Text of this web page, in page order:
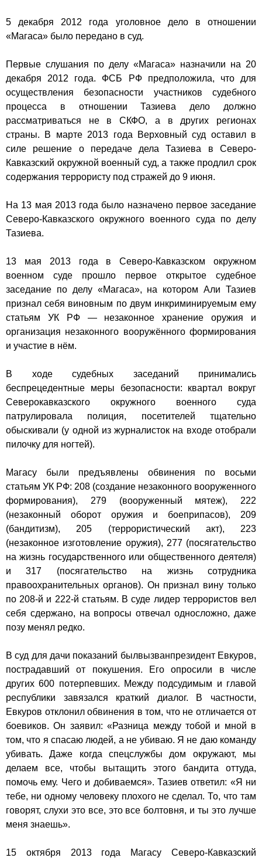
5 декабря 2012 года уголовное дело в отношении
«Магаса» было передано в суд.
Первые слушания по делу «Магаса» назначили на 20
декабря
2012 года. ФСБ РФпредположила, что для
осуществления безопасности участников судебного
процесса в отношении Тазиева дело должно
рассматриваться не вСКФО, а в других регионах
страны. В марте 2013 года Верховный суд оставил в
силе решение о передаче дела Тазиева в Северо-
Кавказский окружной военный суд, а также продлил срок
содержания террористу под стражей до 9 июня.
На 13 мая 2013 года было назначено первое заседание
Северо-Кавказского окружного военного суда по делу
Тазиева.
13 мая 2013 года в Северо-Кавказском окружном
военном суде прошло первое открытое судебное
заседание по делу «Магаса», на котором Али Тазиев
признал себя виновным по двум инкриминируемым ему
статьям УК РФ— незаконное хранение оружия и
организация незаконного вооружённого формирования
и участие в нём.
В ходе судебных заседаний принимались
беспрецедентные меры безопасности: квартал вокруг
Северокавказского окружного военного суда
патрулировала полиция, посетителей тщательно
обыскивали (у одной из журналисток на входе отобрали
пилочку для ногтей).
Магасу были предъявлены обвинения по восьми
статьям УК РФ: 208 (создание незаконного вооруженного
формирования), 279 (вооруженный мятеж), 222
(незаконный оборот оружия и боеприпасов), 209
(бандитизм), 205 (террористический акт), 223
(незаконное изготовление оружия), 277 (посягательство
на жизнь государственного или общественного деятеля)
и 317 (посягательство на жизнь сотрудника
правоохранительных органов). Он признал вину только
по 208-й и 222-й статьям. В суде лидер террористов вел
себя сдержано, на вопросы отвечал односложно, даже
позу менял редко.
В суд для дачи показаний былвызванпрезидент Евкуров,
пострадавший от покушения. Его опросили в числе
других 600 потерпевших. Между подсудимым и главой
республики завязался краткий диалог. В частности,
Евкуров отклонил обвинения в том, что не отличается от
боевиков. Он заявил: «Разница между тобой и мной в
том, что я спасаю людей, а не убиваю. Я не даю команду
убивать. Даже когда спецслужбы дом окружают, мы
делаем все, чтобы вытащить этого бандита оттуда,
помочь ему. Чего и добиваемся». Тазиев ответил: «Я ни
тебе, ни одному человеку плохого не сделал. То, что там
говорят, слухи это все, это все болтовня, и ты это лучше
меня знаешь».
15 октября 2013 года Магасу Северо-Кавказский